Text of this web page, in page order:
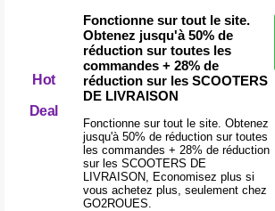
Hot
Deal
Fonctionne sur tout le site.
Obtenez jusqu'à 50% de
réduction sur toutes les
commandes + 28% de
réduction sur les SCOOTERS
DE LIVRAISON
Fonctionne sur tout le site. Obtenez
jusqu'à 50% de réduction sur toutes
les commandes + 28% de réduction
sur les SCOOTERS DE
LIVRAISON, Economisez plus si
vous achetez plus, seulement chez
GO2ROUES.